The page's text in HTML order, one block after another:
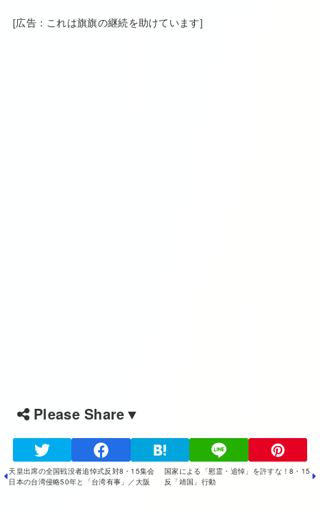
[広告：これは旗旗の継続を助けています]
Please Share▼
国家による「慰霊・追悼」を許すな！8・15
反「靖国」行動
天皇出席の全国戦没者追悼式反対8・15集会
日本の台湾侵略50年と「台湾有事」／大阪